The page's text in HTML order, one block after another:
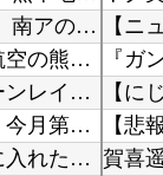
【海外の反応】 南アのGK、ペナルティエリアを壮大に勘違いして一発退場「どんな空間認識能力...
韓国人「大韓航空の熊本地震飲料水支援に対する日本人の反応をご覧ください・・・」→「」
『スプラトゥーンレイダース』とか言うゲーム買ったんやけど
★【ワートリ】今月第263話「遠征選抜試験Ⅱ⑥」【最新話コメント用】
スーパーで手に入れたママ友からとうとうプールのお誘いが来た